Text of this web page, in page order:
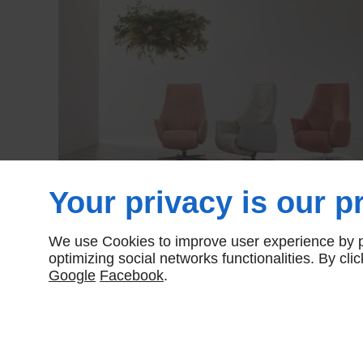
Your privacy is our
We use Cookies to improve user experience
optimizing social networks functionalities. By
Google Facebook.